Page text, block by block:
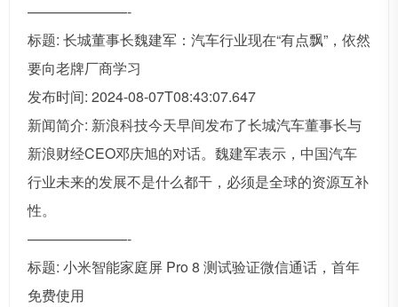
———————-
标题: 长城董事长魏建军：汽车行业现在“有点飘”，依然
要向老牌厂商学习
发布时间: 2024-08-07T08:43:07.647
新闻简介: 新浪科技今天早间发布了长城汽车董事长与
新浪财经CEO邓庆旭的对话。魏建军表示，中国汽车
行业未来的发展不是什么都干，必须是全球的资源互补
性。
———————-
标题: 小米智能家庭屏 Pro 8 测试验证微信通话，首年
免费使用